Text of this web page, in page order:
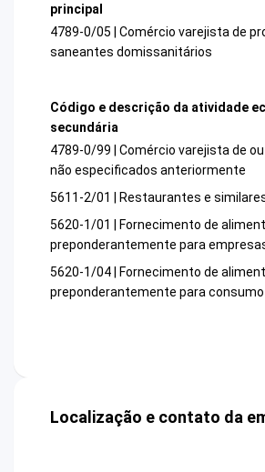
principal
4789-0/05 | Comércio varejista de
saneantes domissanitários
Código e descrição da atividade
secundária
4789-0/99 | Comércio varejista de
não especificados anteriormente
5611-2/01 | Restaurantes e
5620-1/01 | Fornecimento de
preponderantemente para
5620-1/04 | Fornecimento de
preponderantemente para
Localização e contato da